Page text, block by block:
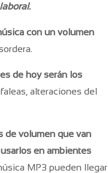
con un volumen
de hoy serán los
alteraciones del
de volumen que van
en ambientes
MP3 pueden llegar